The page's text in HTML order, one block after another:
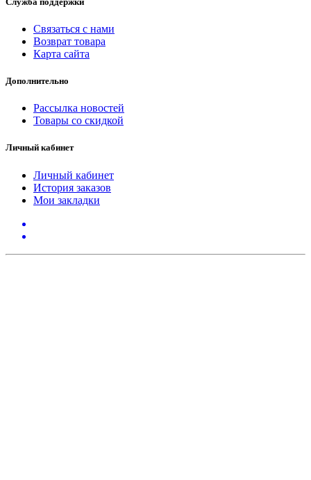
Связаться с нами
Возврат товара
Карта сайта
Дополнительно
Рассылка новостей
Товары со скидкой
Личный кабинет
Личный кабинет
История заказов
Мои закладки